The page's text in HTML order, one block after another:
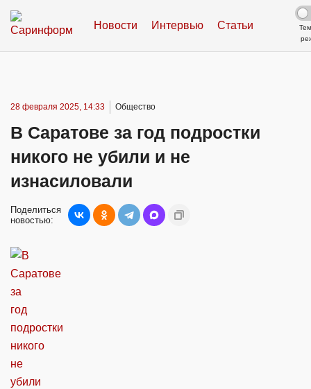
Новости Интервью Статьи
28 февраля 2025, 14:33 Общество
В Саратове за год подростки
никого не убили и не
изнасиловали
Поделиться
новостью: